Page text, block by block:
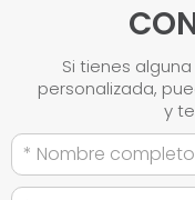
Si tienes
personalizada,
y